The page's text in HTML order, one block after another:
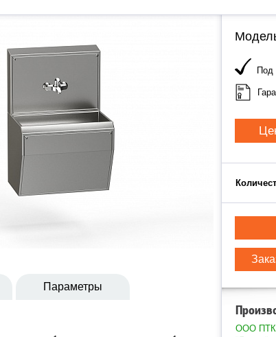
Параметры
Под
ООО ПТК